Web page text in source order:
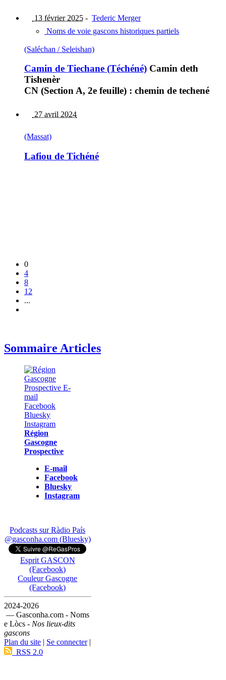
13 février 2025 - Tederic Merger
Noms de voie gascons historiques partiels
(Saléchan / Seleishan)
Camin de Tiechane (Téchéné) Camin deth
Tishenèr
CN (Section A, 2e feuille) : chemin de techené
27 avril 2024
(Massat)
Lafiou de Tichéné
0
4
8
12
...
Sommaire Articles
Région
Gascogne
Prospective
E-mail
Facebook
Bluesky
Instagram
Podcasts sur Ràdio País
@gasconha.com (Bluesky)
Esprit GASCON
(Facebook)
Couleur Gascogne
(Facebook)
2024-2026
— Gasconha.com - Noms
e Lòcs - Nos lieux-dits
gascons
Plan du site | Se connecter|
RSS 2.0